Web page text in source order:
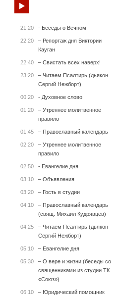
21:20 - Беседы о Вечном
22:20
– Репортаж дня Виктории
Кауган
22:40 – Свистать всех наверх!
23:20
– Читаем Псалтирь (дьякон
Сергий Нежборт)
00:20 - Духовное слово
01:20
– Утреннее молитвенное
правило
01:45 – Православный календарь
02:20
– Утреннее молитвенное
правило
02:50 - Евангелие дня
03:10 – Объявления
03:20 – Гость в студии
04:10
– Православный календарь
(свящ. Михаил Кудрявцев)
04:25
– Читаем Псалтирь (дьякон
Сергий Нежборт)
05:10 – Евангелие дня
05:30
– О вере и жизни (беседы со
священниками из студии ТК
«Союз»)
06:10
– Юридический помощник